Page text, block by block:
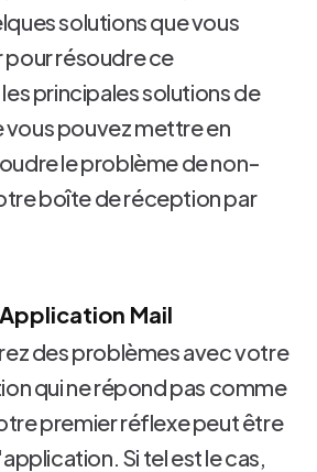
solutions que vous
pour résoudre ce
principales solutions de
pouvez mettre en
le problème de non-
boîte de réception par
Mail
des problèmes avec votre
qui ne répond pas comme
premier réflexe peut être
Si tel est le cas,